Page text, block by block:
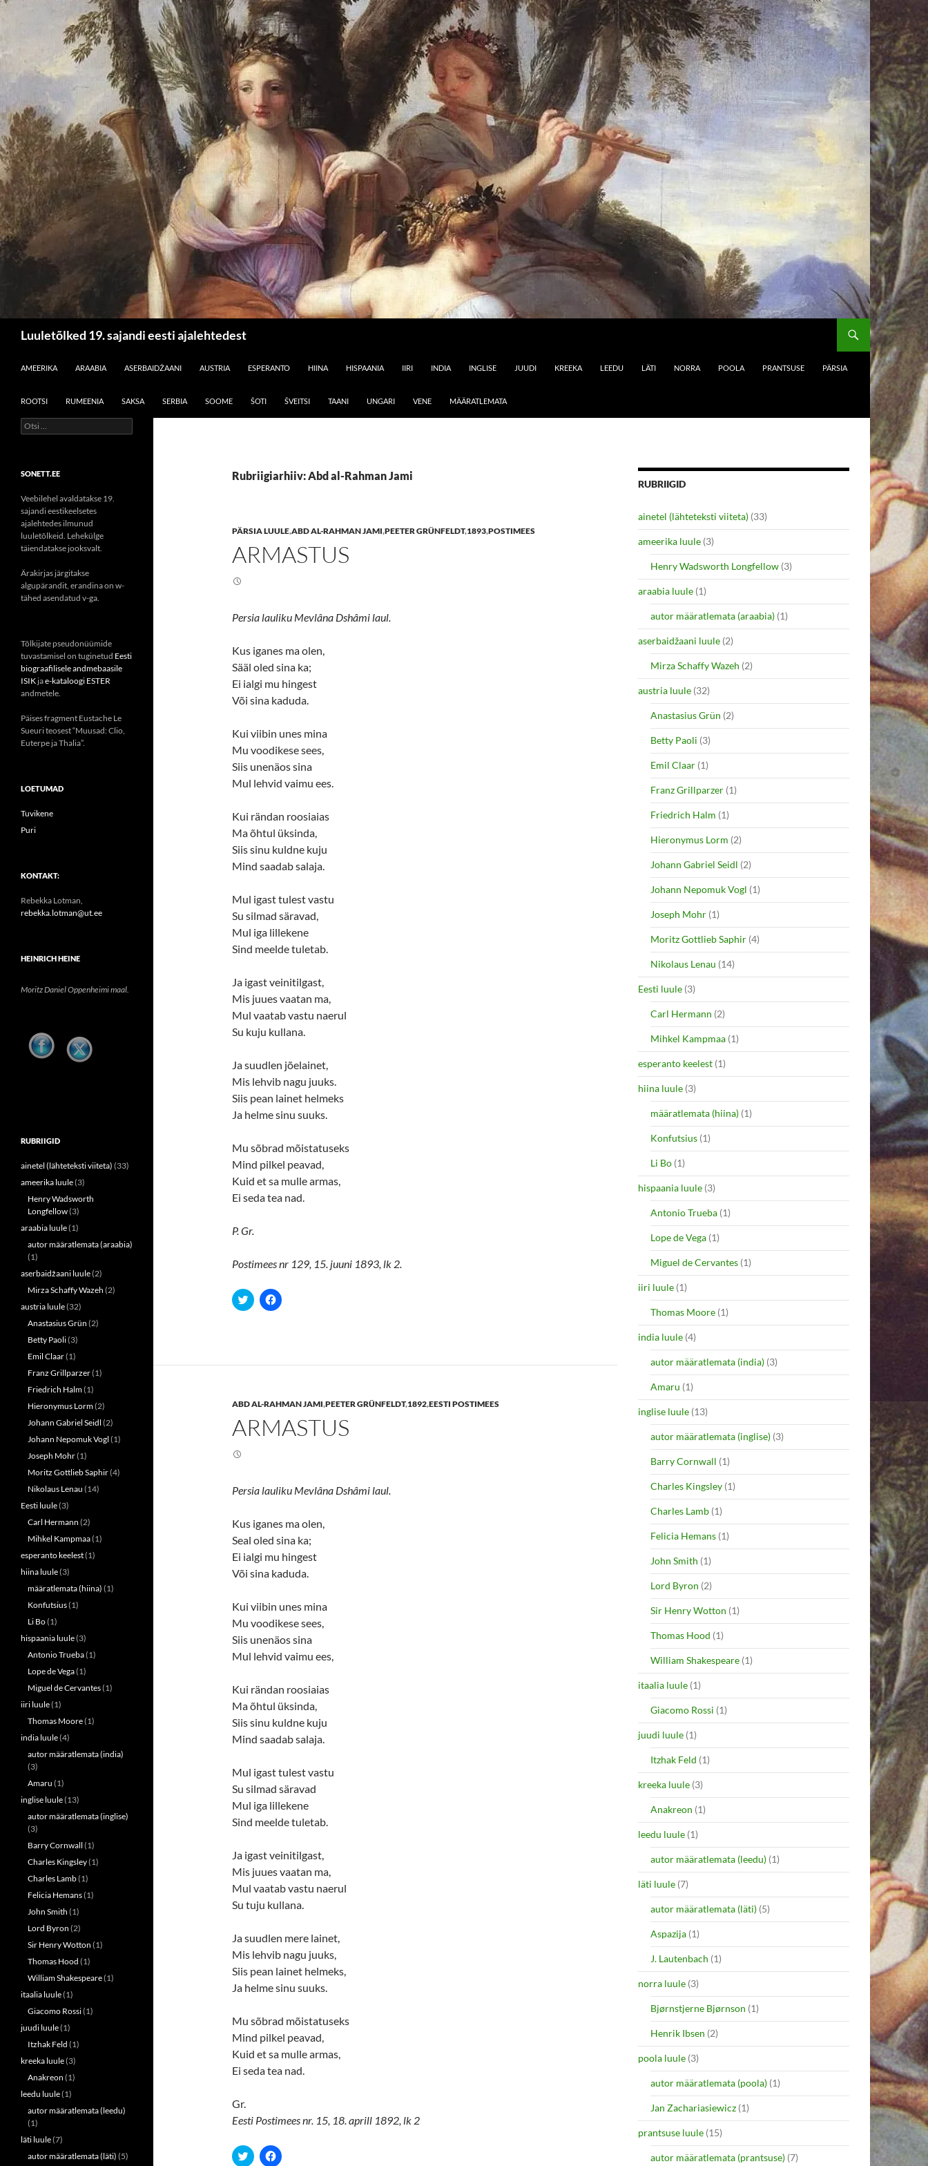
Luuletõlked 19. sajandi eesti ajalehtedest
AMEERIKA
ARAABIA ASERBAIDŽAANI AUSTRIA ESPERANTO HIINA HISPAANIA IIRI INDIA INGLISE JUUDI KREEKA LEEDU LÄTI NORRA POOLA PRANTSUSE PÄRSIA
ROOTSI RUMEENIA SAKSA SERBIA SOOME ŠOTI ŠVEITSI TAANI UNGARI VENE MÄÄRATLEMATA
Rubriigiarhiiv: Abd al-Rahman Jami
PÄRSIA LUULE,ABD AL-RAHMAN JAMI,PEETER GRÜNFELDT,1893,POSTIMEES
ARMASTUS
Persia lauliku Mevlâna Dshâmi laul.
Kus iganes ma olen,
Sääl oled sina ka;
Ei ialgi mu hingest
Või sina kaduda.
Kui viibin unes mina
Mu voodikese sees,
Siis unenäos sina
Mul lehvid vaimu ees.
Kui rändan roosiaias
Ma õhtul üksinda,
Siis sinu kuldne kuju
Mind saadab salaja.
Mul igast tulest vastu
Su silmad säravad,
Mul iga lillekene
Sind meelde tuletab.
Ja igast veinitilgast,
Mis juues vaatan ma,
Mul vaatab vastu naerul
Su kuju kullana.
Ja suudlen jõelainet,
Mis lehvib nagu juuks.
Siis pean lainet helmeks
Ja helme sinu suuks.
Mu sõbrad mõistatuseks
Mind pilkel peavad,
Kuid et sa mulle armas,
Ei seda tea nad.
P. Gr.
Postimees nr 129, 15. juuni 1893, lk 2.
C
l
h
o
T
w
(
O
n
s
i
n
w
n
d
o
w
)
C
l
h
o
F
k
(
e
n
s
n
e
n
d
o
w
)
ABD AL-RAHMAN JAMI,PEETER GRÜNFELDT,1892,EESTI POSTIMEES
ARMASTUS
Persia lauliku Mevlâna Dshâmi laul.
Kus iganes ma olen,
Seal oled sina ka;
Ei ialgi mu hingest
Või sina kaduda.
Kui viibin unes mina
Mu voodikese sees,
Siis unenäos sina
Mul lehvid vaimu ees,
Kui rändan roosiaias
Ma õhtul üksinda,
Siis sinu kuldne kuju
Mind saadab salaja.
Mul igast tulest vastu
Su silmad säravad
Mul iga lillekene
Sind meelde tuletab.
Ja igast veinitilgast,
Mis juues vaatan ma,
Mul vaatab vastu naerul
Su tuju kullana.
Ja suudlen mere lainet,
Mis lehvib nagu juuks,
Siis pean lainet helmeks,
Ja helme sinu suuks.
Mu sõbrad mõistatuseks
Mind pilkel peavad,
Kuid et sa mulle armas,
Ei seda tea nad.
Gr.
Eesti Postimees nr. 15, 18. aprill 1892, lk 2
C
l
C
l
RUBRIIGID
ainetel (lähteteksti viiteta) (33)
ameerika luule (3)
Henry Wadsworth Longfellow (3)
araabia luule (1)
autor määratlemata (araabia) (1)
aserbaidžaani luule (2)
Mirza Schaffy Wazeh (2)
austria luule (32)
Anastasius Grün (2)
Betty Paoli (3)
Emil Claar (1)
Franz Grillparzer (1)
Friedrich Halm (1)
Hieronymus Lorm (2)
Johann Gabriel Seidl (2)
Johann Nepomuk Vogl (1)
Joseph Mohr (1)
Moritz Gottlieb Saphir (4)
Nikolaus Lenau (14)
Eesti luule (3)
Carl Hermann (2)
Mihkel Kampmaa (1)
esperanto keelest (1)
hiina luule (3)
määratlemata (hiina) (1)
Konfutsius (1)
Li Bo (1)
hispaania luule (3)
Antonio Trueba (1)
Lope de Vega (1)
Miguel de Cervantes (1)
iiri luule (1)
Thomas Moore (1)
india luule (4)
autor määratlemata (india) (3)
Amaru (1)
inglise luule (13)
autor määratlemata (inglise) (3)
Barry Cornwall (1)
Charles Kingsley (1)
Charles Lamb (1)
Felicia Hemans (1)
John Smith (1)
Lord Byron (2)
Sir Henry Wotton (1)
Thomas Hood (1)
William Shakespeare (1)
itaalia luule (1)
Giacomo Rossi (1)
juudi luule (1)
Itzhak Feld (1)
kreeka luule (3)
Anakreon (1)
leedu luule (1)
autor määratlemata (leedu) (1)
läti luule (7)
autor määratlemata (läti) (5)
Aspazija (1)
J. Lautenbach (1)
norra luule (3)
Bjørnstjerne Bjørnson (1)
Henrik Ibsen (2)
poola luule (3)
autor määratlemata (poola) (1)
Jan Zachariasiewicz (1)
prantsuse luule (15)
autor määratlemata (prantsuse) (7)
Otsi:
SONETT.EE
Veebilehel avaldatakse 19.
sajandi eestikeelsetes
ajalehtedes ilmunud
luuletõlkeid. Lehekülge
täiendatakse jooksvalt.
Ärakirjas järgitakse
algupärandit, erandina on w-
tähed asendatud v-ga.
Tõlkijate pseudonüümide
tuvastamisel on tuginetud Eesti
biograafilisele andmebaasile
ISIK jae-kataloogi ESTER
andmetele.
Päises fragment Eustache Le
Sueuri teosest “Muusad: Clio,
Euterpe ja Thalia”.
LOETUMAD
Tuvikene
Puri
KONTAKT:
Rebekka Lotman,
rebekka.lotman@ut.ee
HEINRICH HEINE
Moritz Daniel Oppenheimi maal.
RUBRIIGID
ainetel (lähteteksti viiteta) (33)
ameerika luule(3)
Henry Wadsworth
Longfellow(3)
araabia luule(1)
autor määratlemata (araabia)
(1)
aserbaidžaani luule(2)
Mirza Schaffy Wazeh (2)
austria luule(32)
Anastasius Grün (2)
Betty Paoli(3)
Emil Claar(1)
Franz Grillparzer(1)
Friedrich Halm(1)
Hieronymus Lorm(2)
Johann Gabriel Seidl (2)
Johann Nepomuk Vogl (1)
Joseph Mohr(1)
Moritz Gottlieb Saphir(4)
Nikolaus Lenau (14)
Eesti luule(3)
Carl Hermann (2)
Mihkel Kampmaa(1)
esperanto keelest(1)
hiina luule(3)
määratlemata (hiina) (1)
Konfutsius(1)
Li Bo(1)
hispaania luule(3)
Antonio Trueba(1)
Lope de Vega(1)
Miguel de Cervantes(1)
iiri luule(1)
Thomas Moore(1)
india luule(4)
autor määratlemata (india)
(3)
Amaru (1)
inglise luule(13)
autor määratlemata (inglise)
(3)
Barry Cornwall (1)
Charles Kingsley(1)
Charles Lamb(1)
Felicia Hemans(1)
John Smith (1)
Lord Byron (2)
Sir Henry Wotton (1)
Thomas Hood (1)
William Shakespeare(1)
itaalia luule(1)
Giacomo Rossi(1)
juudi luule(1)
Itzhak Feld (1)
kreeka luule(3)
Anakreon (1)
leedu luule(1)
autor määratlemata (leedu)
(1)
läti luule(7)
autor määratlemata (läti) (5)